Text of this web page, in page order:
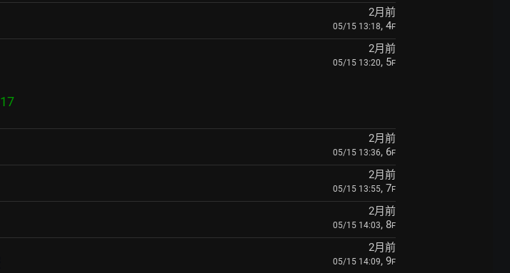
2月前
05/15 13:18, 4F
2月前
05/15 13:20, 5F
2月前
05/15 13:36, 6F
2月前
05/15 13:55, 7F
2月前
05/15 14:03, 8F
2月前
05/15 14:09, 9F